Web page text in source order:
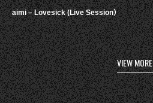
aimi – Lovesick (Live Session）
VIEW MORE